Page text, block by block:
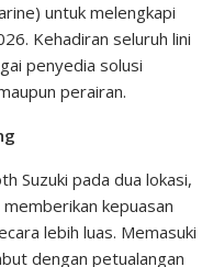
untuk melengkapi
Kehadiran seluruh lini
penyedia solusi
perairan.
Suzuki pada dua lokasi,
kepuasan
lebih luas. Memasuki
dengan petualangan